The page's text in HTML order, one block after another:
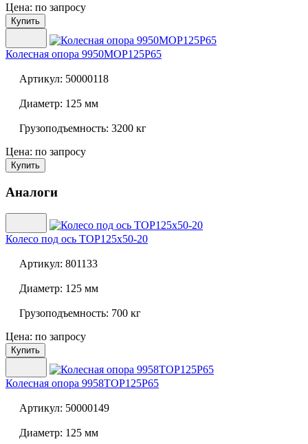
Цена: по запросу
Купить
Колесная опора 9950MOP125P65
Артикул: 50000118
Диаметр: 125 мм
Грузоподъемность: 3200 кг
Цена: по запросу
Купить
Аналоги
Колесо под ось TOP125x50-20
Артикул: 801133
Диаметр: 125 мм
Грузоподъемность: 700 кг
Цена: по запросу
Купить
Колесная опора 9958TOP125P65
Артикул: 50000149
Диаметр: 125 мм